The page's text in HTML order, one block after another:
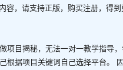
，请支持正版，购买注册，得
项目揭秘，无法一对一教学指导
根据项目关键词自己选择平台。